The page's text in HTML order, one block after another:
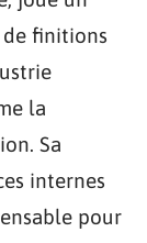
finitions
la
Sa
internes
pour